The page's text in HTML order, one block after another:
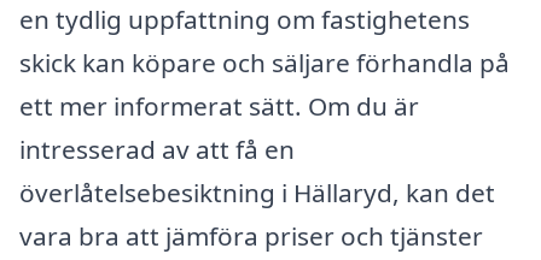
en tydlig uppfattning om fastighetens
skick kan köpare och säljare förhandla på
ett mer informerat sätt. Om du är
intresserad av att få en
överlåtelsebesiktning i Hällaryd, kan det
vara bra att jämföra priser och tjänster